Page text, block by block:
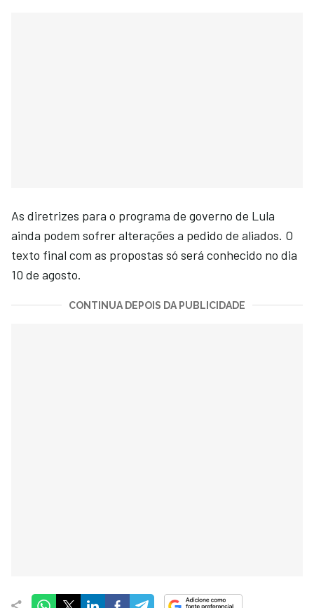
As diretrizes para o programa de governo de Lula
ainda podem sofrer alterações a pedido de aliados. O
texto final com as propostas só será conhecido no dia
10 de agosto.
CONTINUA DEPOIS DA PUBLICIDADE